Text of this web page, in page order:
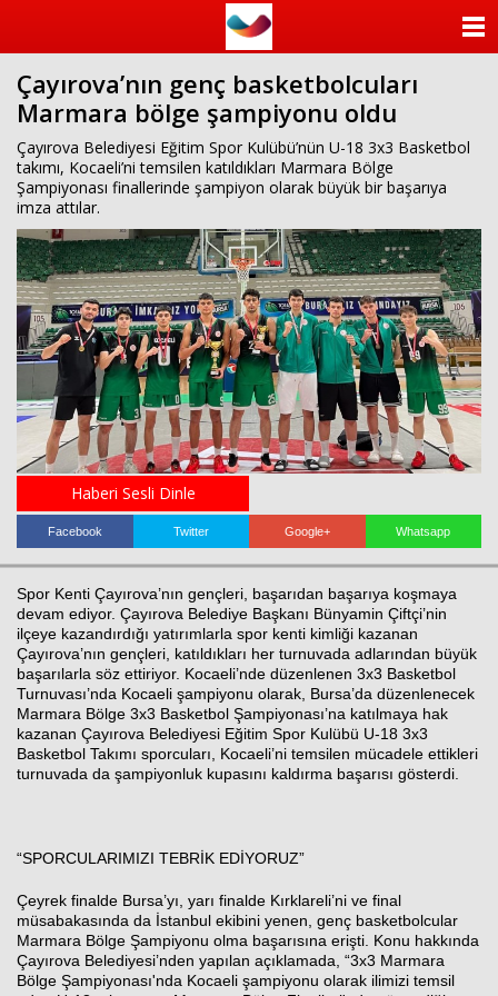
Çayırova’nın genç basketbolcuları
Marmara bölge şampiyonu oldu
Çayırova Belediyesi Eğitim Spor Kulübü’nün U-18 3x3 Basketbol
takımı, Kocaeli’ni temsilen katıldıkları Marmara Bölge
Şampiyonası finallerinde şampiyon olarak büyük bir başarıya
imza attılar.
Haberi Sesli Dinle
Facebook Twitter Google+ Whatsapp
Spor Kenti Çayırova’nın gençleri, başarıdan başarıya koşmaya
devam ediyor. Çayırova Belediye Başkanı Bünyamin Çiftçi’nin
ilçeye kazandırdığı yatırımlarla spor kenti kimliği kazanan
Çayırova’nın gençleri, katıldıkları her turnuvada adlarından büyük
başarılarla söz ettiriyor. Kocaeli’nde düzenlenen 3x3 Basketbol
Turnuvası’nda Kocaeli şampiyonu olarak, Bursa’da düzenlenecek
Marmara Bölge 3x3 Basketbol Şampiyonası’na katılmaya hak
kazanan Çayırova Belediyesi Eğitim Spor Kulübü U-18 3x3
Basketbol Takımı sporcuları, Kocaeli’ni temsilen mücadele ettikleri
turnuvada da şampiyonluk kupasını kaldırma başarısı gösterdi.
“SPORCULARIMIZI TEBRİK EDİYORUZ”
Çeyrek finalde Bursa’yı, yarı finalde Kırklareli’ni ve final
müsabakasında da İstanbul ekibini yenen, genç basketbolcular
Marmara Bölge Şampiyonu olma başarısına erişti. Konu hakkında
Çayırova Belediyesi’nden yapılan açıklamada, “3x3 Marmara
Bölge Şampiyonası'nda Kocaeli şampiyonu olarak ilimizi temsil
KATEGORİLER
ANKETLER
FOTO GALERİ
VİDEO GALERİ
KÜNYE
İLETİŞİM
Haberin Doğru Adresi.